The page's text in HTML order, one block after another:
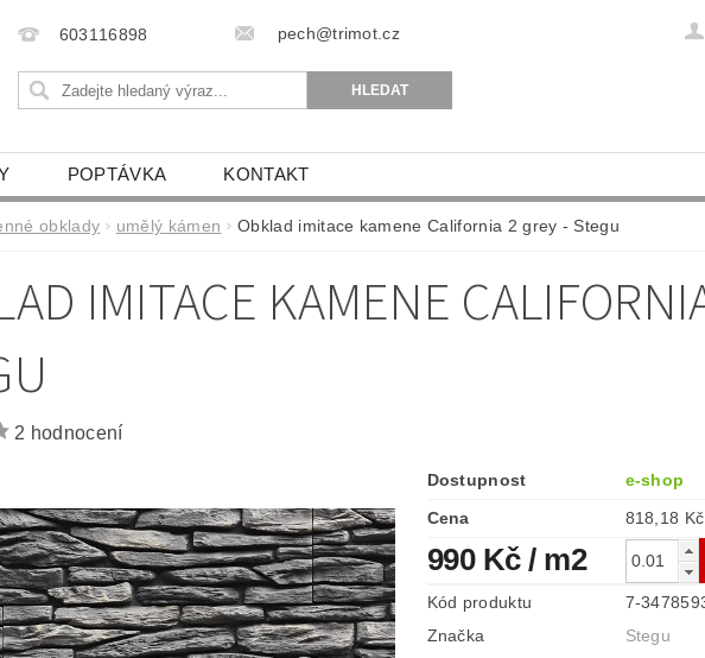
603116898 pech@trimot.cz
POPTÁVKA KONTAKT
obklady umělý kámen Obklad imitace kamene California 2 grey - Stegu
IMITACE KAMENE
2 hodnocení
Dostupnost
e-shop
Cena
990 Kč/ m2
Kód produktu
7-
Značka
Stegu